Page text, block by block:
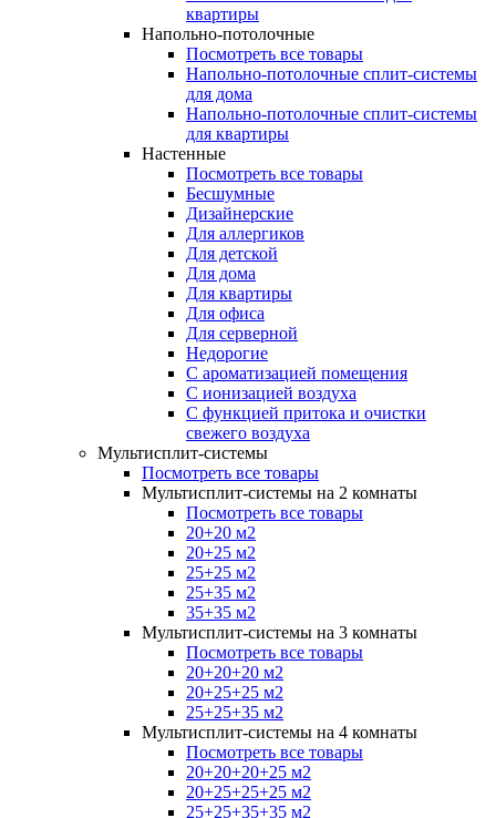
квартиры
Напольно-потолочные
Посмотреть все товары
Напольно-потолочные сплит-системы
для дома
Напольно-потолочные сплит-системы
для квартиры
Настенные
Посмотреть все товары
Бесшумные
Дизайнерские
Для аллергиков
Для детской
Для дома
Для квартиры
Для офиса
Для серверной
Недорогие
С ароматизацией помещения
С ионизацией воздуха
С функцией притока и очистки
свежего воздуха
Мультисплит-системы
Посмотреть все товары
Мультисплит-системы на 2 комнаты
Посмотреть все товары
20+20 м2
20+25 м2
25+25 м2
25+35 м2
35+35 м2
Мультисплит-системы на 3 комнаты
Посмотреть все товары
20+20+20 м2
20+25+25 м2
25+25+35 м2
Мультисплит-системы на 4 комнаты
Посмотреть все товары
20+20+20+25 м2
20+25+25+25 м2
25+25+35+35 м2